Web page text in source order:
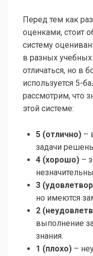
Перед тем как
оценками, стоит
систему
в разных
отличаться, но в
используется 5-
рассмотрим, что
этой системе:
5 (отлично) –
задачи
4 (хорошо) –
3
но имеются
2
выполнение
знания.
1 (плохо) –